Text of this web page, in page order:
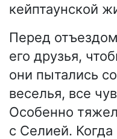
кейптаунской
Перед
его друзья,
они пытались
веселья, все
Особенно
с Селией. Когда